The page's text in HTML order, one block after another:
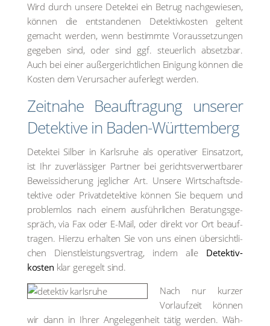
Wird durch unse­re Detek­tei ein Betrug nach­ge­wie­sen,
kön­nen die ent­stan­de­nen Detektiv­kosten gelt­ent
gemacht wer­den, wenn bestimm­te Vor­aus­set­zun­gen
gege­ben sind, oder sind ggf. steu­er­lich absetz­bar.
Auch bei einer außer­ge­richt­li­chen Eini­gung kön­nen die
Kos­ten dem Ver­ur­sa­cher auf­er­legt wer­den.
Zeit­na­he Beauf­tra­gung unse­rer
Detek­ti­ve in Baden-Würt­tem­berg
Detek­tei Sil­ber in Karls­ru­he als ope­ra­ti­ver Ein­satz­ort,
ist Ihr zuver­läs­si­ger Part­ner bei gerichts­ver­wert­ba­rer
Beweis­si­che­rung jeg­li­cher Art. Unse­re Wirt­schafts­de­
tek­ti­ve oder Pri­vat­de­tek­ti­ve kön­nen Sie bequem und
pro­blem­los nach einem aus­führ­li­chen Bera­tungs­ge­
spräch, via Fax oder E-Mail, oder direkt vor Ort beauf­
tra­gen. Hier­zu erhal­ten Sie von uns einen über­sicht­li­
chen Dienst­leis­tungs­ver­trag, indem alle Detektiv­
kosten klar gere­gelt sind.
Nach nur kur­zer
Vor­lauf­zeit kön­nen
wir dann in Ihrer Ange­le­gen­heit tätig wer­den. Wäh­